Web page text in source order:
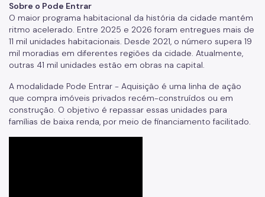
Sobre o Pode Entrar
O maior programa habitacional da história da cidade mantém
ritmo acelerado. Entre 2025 e 2026 foram entregues mais de
11 mil unidades habitacionais. Desde 2021, o número supera 19
mil moradias em diferentes regiões da cidade. Atualmente,
outras 41 mil unidades estão em obras na capital.
A modalidade Pode Entrar - Aquisição é uma linha de ação
que compra imóveis privados recém-construídos ou em
construção. O objetivo é repassar essas unidades para
famílias de baixa renda, por meio de financiamento facilitado.